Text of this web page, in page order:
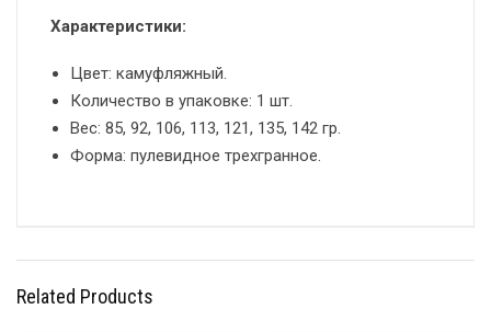
Характеристики:
Цвет: камуфляжный.
Количество в упаковке: 1 шт.
Вес: 85, 92, 106, 113, 121, 135, 142 гр.
Форма: пулевидное трехгранное.
Related Products